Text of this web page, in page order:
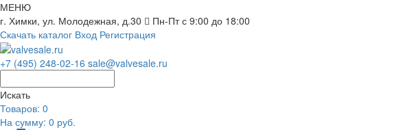
МЕНЮ
г. Химки, ул. Молодежная, д.30
Пн-Пт с 9:00 до 18:00
Скачать каталог Вход Регистрация
+7 (495) 248-02-16 sale@valvesale.ru
Искать
Товаров: 0
На сумму: 0 руб.